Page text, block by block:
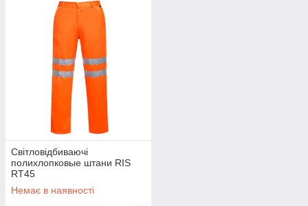
Світловідбиваючі
полихлопковые штани RIS
RT45
Немає в наявності